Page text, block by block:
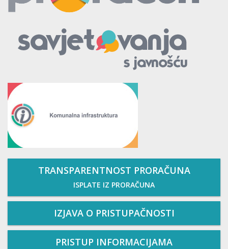
TRANSPARENTNOST PRORAČUNA
ISPLATE IZ PRORAČUNA
IZJAVA O PRISTUPAČNOSTI
PRISTUP INFORMACIJAMA